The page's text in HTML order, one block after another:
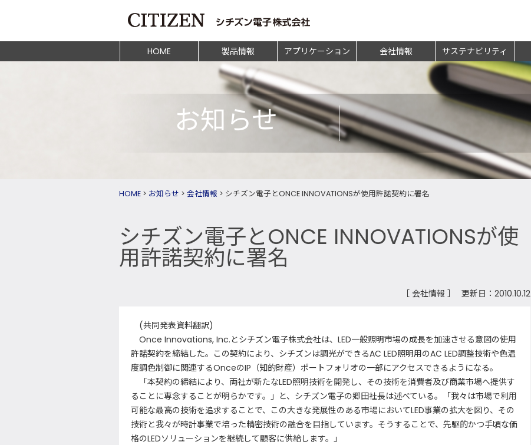
HOME
製品情報 アプリケーション 会社情報 サステナビリティ
お知らせ
HOME > お知らせ > 会社情報 > シチズン電子とONCE INNOVATIONSが使用許諾契約に署名
シチズン電子とONCE INNOVATIONSが使
用許諾契約に署名
更新日：2010.10.12
［ 会社情報 ］
(共同発表資料翻訳)
Once Innovations, Inc.とシチズン電子株式会社は、LED一般照明市場の成長を加速させる意図の使用
許諾契約を締結した。この契約により、シチズンは調光ができるAC LED照明用のAC LED調整技術や色温
度調色制御に関連するOnceのIP（知的財産）ポートフォリオの一部にアクセスできるようになる。
「本契約の締結により、両社が新たなLED照明技術を開発し、その技術を消費者及び商業市場へ提供す
ることに専念することが明らかです。」と、シチズン電子の郷田社長は述べている。「我々は市場で利用
可能な最高の技術を追求することで、この大きな発展性のある市場においてLED事業の拡大を図り、その
技術と我々が時計事業で培った精密技術の融合を目指しています。そうすることで、先駆的かつ手頃な価
格のLEDソリューションを継続して顧客に供給します。」